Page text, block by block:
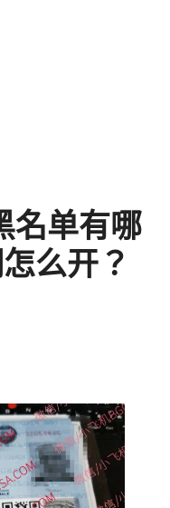
名单有哪
么开？